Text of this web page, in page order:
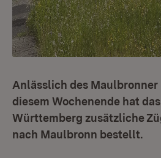
Anlässlich des Maulbronner
diesem Wochenende hat
Württemberg zusätzliche
nach Maulbronn bestellt.